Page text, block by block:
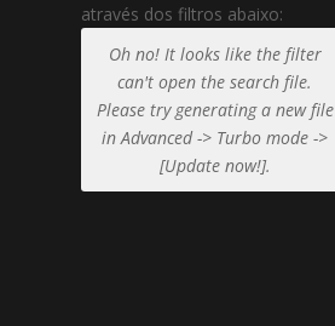
através dos filtros abaixo:
Oh no! It looks like the filter
can't open the search file.
Please try generating a new file
in Advanced -> Turbo mode ->
[Update now!].